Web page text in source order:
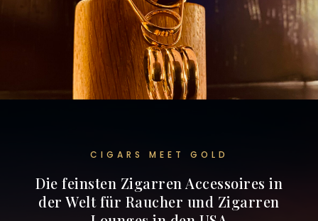
CIGARS MEET GOLD
Die feinsten Zigarren Accessoires in
der Welt für Raucher und Zigarren